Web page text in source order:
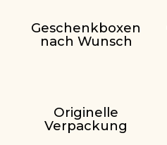
Geschenkboxen
nach Wunsch
Originelle
Verpackung